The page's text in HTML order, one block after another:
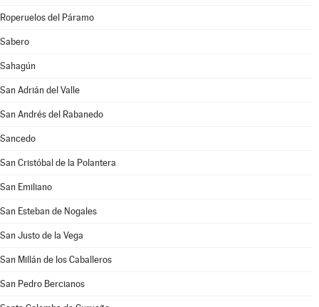
Roperuelos del Páramo
Sabero
Sahagún
San Adrián del Valle
San Andrés del Rabanedo
Sancedo
San Cristóbal de la Polantera
San Emiliano
San Esteban de Nogales
San Justo de la Vega
San Millán de los Caballeros
San Pedro Bercianos